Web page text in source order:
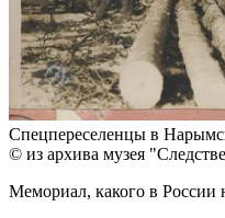
Спецпереселенцы в
© из архива музея
Мемориал, какого в России